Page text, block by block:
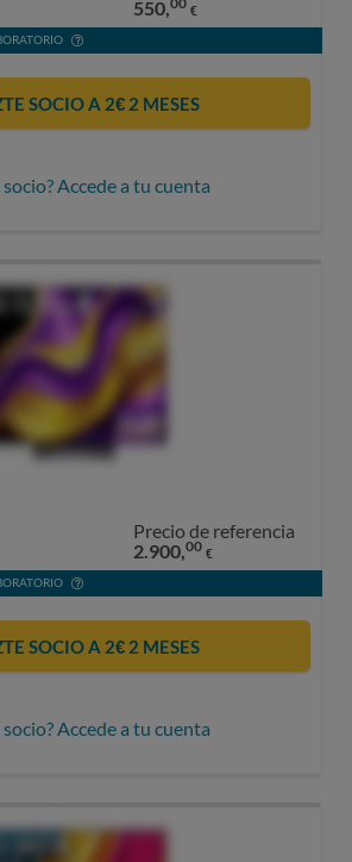
550,
€
SOCIO A 2€ 2 MESES
socio? Accede a tu cuenta
Precio de referencia
2.900,00 €
SOCIO A 2€ 2 MESES
socio? Accede a tu cuenta